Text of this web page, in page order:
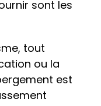
sont les
tout
ou la
est